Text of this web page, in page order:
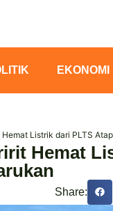
EKONOMI
Listrik dari PLTS
Hemat
Share: